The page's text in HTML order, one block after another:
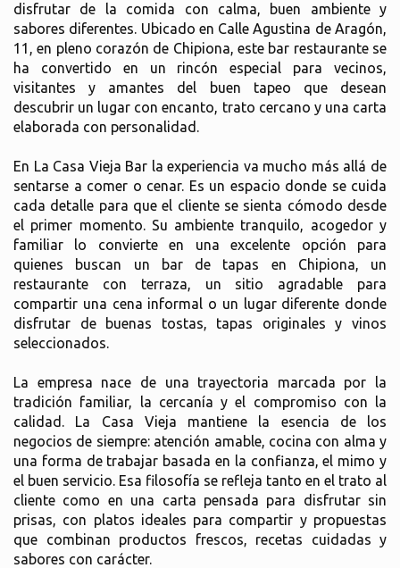
disfrutar de la comida con calma, buen ambiente y
sabores diferentes. Ubicado en Calle Agustina de Aragón,
11, en pleno corazón de Chipiona, este bar restaurante se
ha convertido en un rincón especial para vecinos,
visitantes y amantes del buen tapeo que desean
descubrir un lugar con encanto, trato cercano y una carta
elaborada con personalidad.
En La Casa Vieja Bar la experiencia va mucho más allá de
sentarse a comer o cenar. Es un espacio donde se cuida
cada detalle para que el cliente se sienta cómodo desde
el primer momento. Su ambiente tranquilo, acogedor y
familiar lo convierte en una excelente opción para
quienes buscan un bar de tapas en Chipiona, un
restaurante con terraza, un sitio agradable para
compartir una cena informal o un lugar diferente donde
disfrutar de buenas tostas, tapas originales y vinos
seleccionados.
La empresa nace de una trayectoria marcada por la
tradición familiar, la cercanía y el compromiso con la
calidad. La Casa Vieja mantiene la esencia de los
negocios de siempre: atención amable, cocina con alma y
una forma de trabajar basada en la confianza, el mimo y
el buen servicio. Esa filosofía se refleja tanto en el trato al
cliente como en una carta pensada para disfrutar sin
prisas, con platos ideales para compartir y propuestas
que combinan productos frescos, recetas cuidadas y
sabores con carácter.